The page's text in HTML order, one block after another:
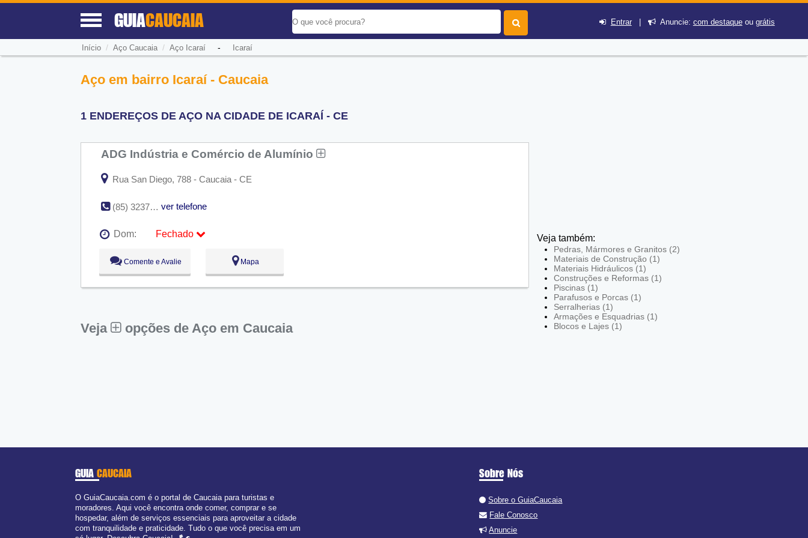
GUIACAUCAIA Entrar| Anuncie: com destaqueou grátis
Início / Aço Caucaia/ Aço Icaraí- Icaraí
Aço em bairro Icaraí - Caucaia
1 ENDEREÇOS DE AÇO NA CIDADE DE ICARAÍ - CE
ADG Indústria e Comércio de Alumínio
Rua San Diego, 788 - Caucaia - CE
(85) 3237-1477 ver telefone
Dom:
Fechado
Seg:
Ter:
09:00 - 18:00
Qua:
09:00 - 18:00
Qui:
09:00 - 18:00
Comente e Avalie Mapa
Veja opções de Aço em Caucaia
Veja também:
Pedras, Mármores e Granitos (2)
Materiais de Construção (1)
Materiais Hidráulicos (1)
Construções e Reformas (1)
Piscinas (1)
Parafusos e Porcas (1)
Serralherias (1)
Armações e Esquadrias (1)
Blocos e Lajes (1)
GUIACAUCAIA
O GuiaCaucaia.com é o portal de Caucaia para turistas e
moradores. Aqui você encontra onde comer, comprar e se
hospedar, além de serviços essenciais para aproveitar a cidade
com tranquilidade e praticidade. Tudo o que você precisa em um
Sobre Nós
Sobre o GuiaCaucaia
Fale Conosco
Anuncie